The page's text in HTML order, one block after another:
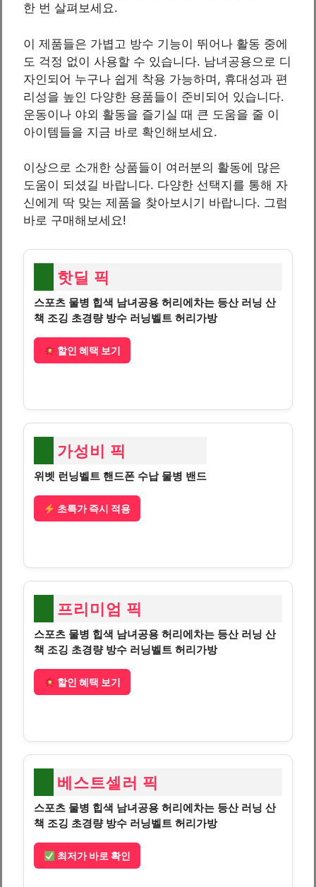
한 번 살펴보세요.
이 제품들은 가볍고 방수 기능이 뛰어나 활동 중에
도 걱정 없이 사용할 수 있습니다. 남녀공용으로 디
자인되어 누구나 쉽게 착용 가능하며, 휴대성과 편
리성을 높인 다양한 용품들이 준비되어 있습니다.
운동이나 야외 활동을 즐기실 때 큰 도움을 줄 이
아이템들을 지금 바로 확인해보세요.
이상으로 소개한 상품들이 여러분의 활동에 많은
도움이 되셨길 바랍니다. 다양한 선택지를 통해 자
신에게 딱 맞는 제품을 찾아보시기 바랍니다. 그럼
바로 구매해보세요!
핫딜 픽
스포츠 물병 힙색 남녀공용 허리에차는 등산 러닝 산
책 조깅 초경량 방수 러닝벨트 허리가방
할인 혜택 보기
가성비 픽
위벳 런닝벨트 핸드폰 수납 물병 밴드
초특가 즉시 적용
프리미엄 픽
스포츠 물병 힙색 남녀공용 허리에차는 등산 러닝 산
책 조깅 초경량 방수 러닝벨트 허리가방
할인 혜택 보기
베스트셀러 픽
스포츠 물병 힙색 남녀공용 허리에차는 등산 러닝 산
책 조깅 초경량 방수 러닝벨트 허리가방
최저가 바로 확인